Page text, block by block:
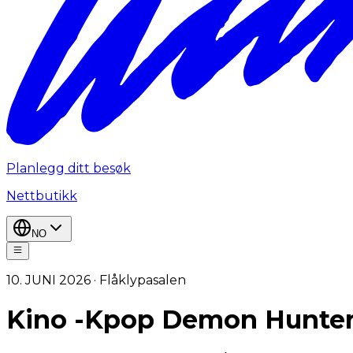
Planlegg ditt besøk
Nettbutikk
NO
10. JUNI 2026 · Flåklypasalen
Kino -Kpop Demon